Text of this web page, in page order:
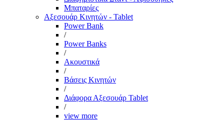
Μπαταρίες
Αξεσουάρ Κινητών - Tablet
Power Bank
/
Power Banks
/
Ακουστικά
/
Βάσεις Κινητών
/
Διάφορα Αξεσουάρ Tablet
/
view more